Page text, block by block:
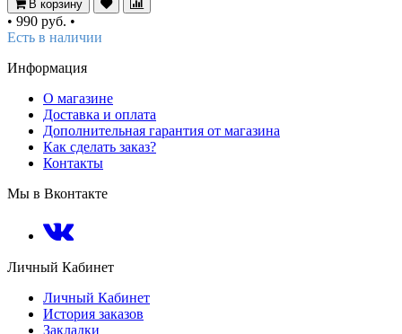
В корзину
• 990 руб. •
Есть в наличии
Информация
О магазине
Доставка и оплата
Дополнительная гарантия от магазина
Как сделать заказ?
Контакты
Мы в Вконтакте
Личный Кабинет
Личный Кабинет
История заказов
Закладки